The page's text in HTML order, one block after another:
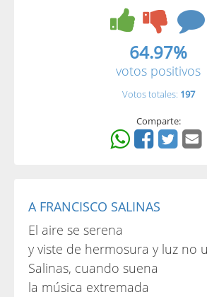
64.97%
votos positivos
Votos totales: 197
Comparte:
A FRANCISCO SALINAS
El aire se serena
y viste de hermosura y luz no
Salinas, cuando suena
la música extremada